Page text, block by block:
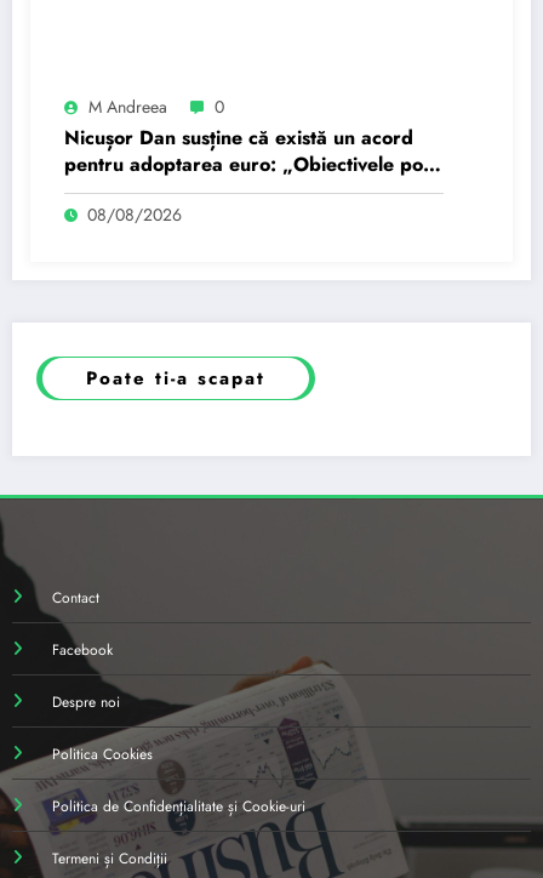
M Andreea 0
Nicușor Dan susține că există un acord
pentru adoptarea euro: „Obiectivele pot
fi realizate dacă…
08/08/2026
Poate ti-a scapat
Contact
Facebook
Despre noi
Politica Cookies
Politica de Confidențialitate și Cookie-uri
Termeni și Condiții